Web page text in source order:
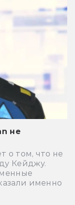
не
о том, что не
Кейджу.
именно